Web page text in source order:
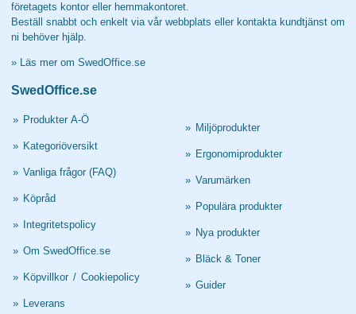
företagets kontor eller hemmakontoret.
Beställ snabbt och enkelt via vår webbplats eller kontakta kundtjänst om
ni behöver hjälp.
» Läs mer om SwedOffice.se
SwedOffice.se
» Produkter A-Ö
» Kategoriöversikt
» Vanliga frågor (FAQ)
» Köpråd
» Integritetspolicy
» Om SwedOffice.se
» Köpvillkor / Cookiepolicy
» Leverans
» Miljöprodukter
» Ergonomiprodukter
» Varumärken
» Populära produkter
» Nya produkter
» Bläck & Toner
» Guider